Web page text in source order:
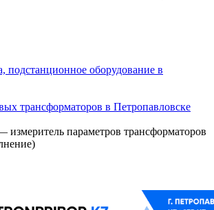
подстанционное оборудование в
трансформаторов в Петропавловске
параметров трансформаторов